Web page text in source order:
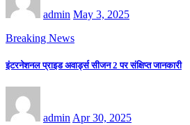
admin May 3, 2025
Breaking News
इंटरनेशनल प्राइड अवार्ड्स सीजन 2 पर संक्षिप्त जानकारी
admin Apr 30, 2025